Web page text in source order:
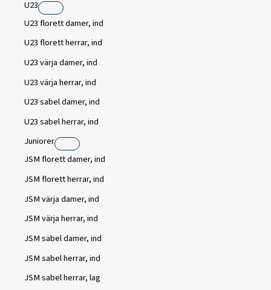
U23
U23 florett damer, ind
U23 florett herrar, ind
U23 värja damer, ind
U23 värja herrar, ind
U23 sabel damer, ind
U23 sabel herrar, ind
Juniorer
JSM florett damer, ind
JSM florett herrar, ind
JSM värja damer, ind
JSM värja herrar, ind
JSM sabel damer, ind
JSM sabel herrar, ind
JSM sabel herrar, lag